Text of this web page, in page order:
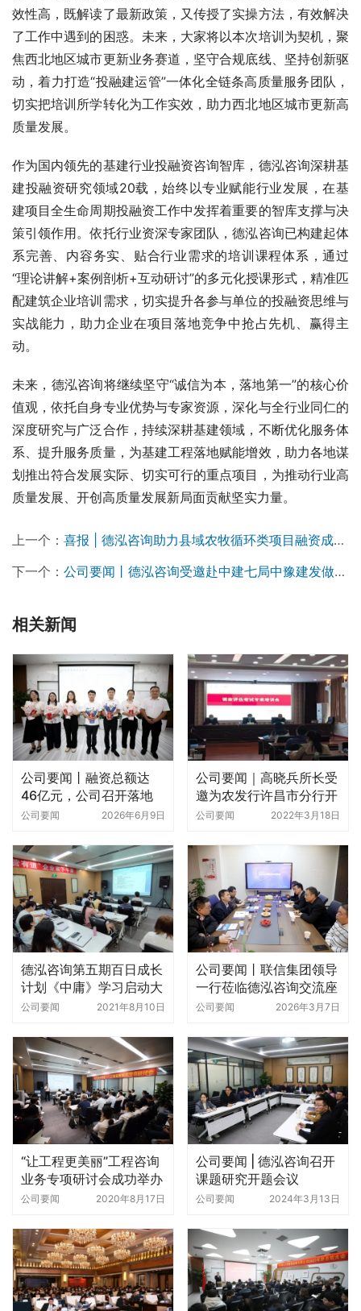
效性高，既解读了最新政策，又传授了实操方法，有效解决
了工作中遇到的困惑。未来，大家将以本次培训为契机，聚
焦西北地区城市更新业务赛道，坚守合规底线、坚持创新驱
动，着力打造“投融建运管”一体化全链条高质量服务团队，
切实把培训所学转化为工作实效，助力西北地区城市更新高
质量发展。
作为国内领先的基建行业投融资咨询智库，德泓咨询深耕基
建投融资研究领域20载，始终以专业赋能行业发展，在基
建项目全生命周期投融资工作中发挥着重要的智库支撑与决
策引领作用。依托行业资深专家团队，德泓咨询已构建起体
系完善、内容务实、贴合行业需求的培训课程体系，通过
“理论讲解+案例剖析+互动研讨”的多元化授课形式，精准匹
配建筑企业培训需求，切实提升各参与单位的投融资思维与
实战能力，助力企业在项目落地竞争中抢占先机、赢得主
动。
未来，德泓咨询将继续坚守“诚信为本，落地第一”的核心价
值观，依托自身专业优势与专家资源，深化与全行业同仁的
深度研究与广泛合作，持续深耕基建领域，不断优化服务体
系、提升服务质量，为基建工程落地赋能增效，助力各地谋
划推出符合发展实际、切实可行的重点项目，为推动行业高
质量发展、开创高质量发展新局面贡献坚实力量。
上一个： 喜报 | 德泓咨询助力县域农牧循环类项目融资成功落地
下一个： 公司要闻丨德泓咨询受邀赴中建七局中豫建发做城市更新专题培训
相关新闻
公司要闻丨融资总额达
46亿元，公司召开落地
项目表彰会
公司要闻 2026年6月9日
公司要闻｜高晓兵所长受
邀为农发行许昌市分行开
展调查评估知识专项培训
公司要闻 2022年3月18日
德泓咨询第五期百日成长
计划《中庸》学习启动大
会圆满举行
公司要闻 2021年8月10日
公司要闻丨联信集团领导
一行莅临德泓咨询交流座
谈
公司要闻 2026年3月7日
“让工程更美丽”工程咨询
业务专项研讨会成功举办
公司要闻 2020年8月17日
公司要闻 | 德泓咨询召开
课题研究开题会议
公司要闻 2024年3月13日